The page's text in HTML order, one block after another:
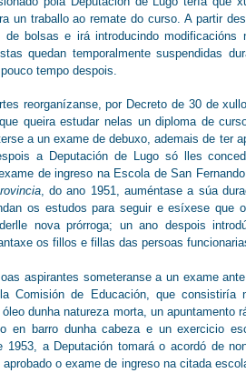
un traballo ao remate do curso. A partir
bolsas e irá introducindo modificacións
quedan temporalmente suspendidas
tempo despois.
reorganízanse, por Decreto de 30 de
queira estudar nelas un diploma de
a un exame de debuxo, ademais de ter
a Deputación de Lugo só lles
de ingreso na Escola de San
, do ano 1951, auméntase a súa
os estudos para seguir e esíxese que
nova prórroga; un ano despois
os fillos e fillas das persoas
aspirantes someteranse a un exame
Comisión de Educación, que consistiría
dunha natureza morta, un apuntamento
en barro dunha cabeza e un exercicio
1953, a Deputación tomará o acordó de
o exame de ingreso na citada